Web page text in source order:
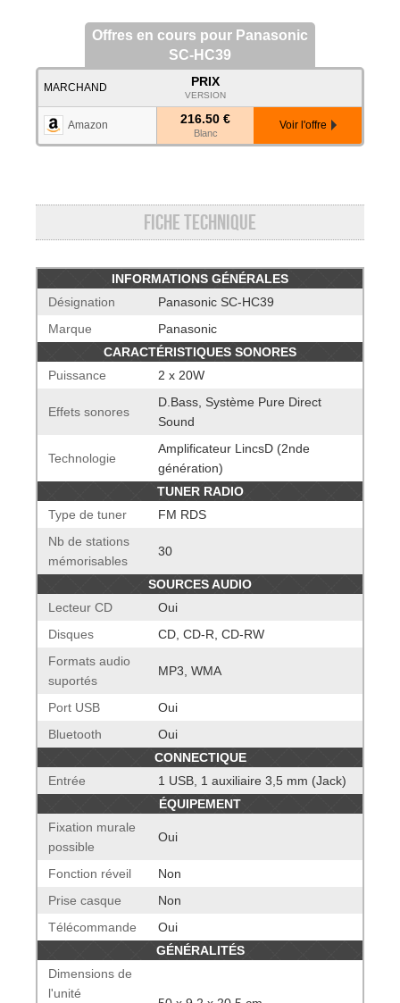
Offres en cours pour Panasonic
SC-HC39
MARCHAND PRIX
VERSION
Amazon 216.50 €
Blanc
Voir l'offre
Fiche technique
INFORMATIONS GÉNÉRALES
Désignation
Panasonic SC-HC39
Marque
Panasonic
CARACTÉRISTIQUES SONORES
Puissance
2 x 20W
Effets sonores
D.Bass, Système Pure Direct
Sound
Technologie
Amplificateur LincsD (2nde
génération)
TUNER RADIO
Type de tuner
FM RDS
Nb de stations
mémorisables
30
SOURCES AUDIO
Lecteur CD
Oui
Disques
CD, CD-R, CD-RW
Formats audio
suportés
MP3, WMA
Port USB
Oui
Bluetooth
Oui
CONNECTIQUE
Entrée
1 USB, 1 auxiliaire 3,5 mm (Jack)
ÉQUIPEMENT
Fixation murale
possible
Oui
Fonction réveil
Non
Prise casque
Non
Télécommande
Oui
GÉNÉRALITÉS
Dimensions de
l'unité